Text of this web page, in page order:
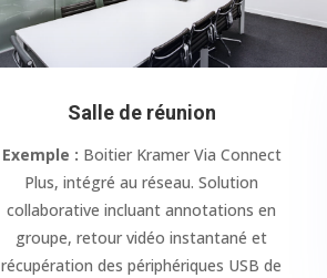
Salle de réunion
Exemple : Boitier Kramer Via Connect
Plus, intégré au réseau. Solution
collaborative incluant annotations en
groupe, retour vidéo instantané et
récupération des périphériques USB de